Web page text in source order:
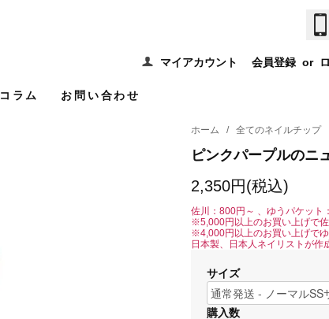
マイアカウント 会員登録 or
コラム お問い合わせ
ホーム / 全てのネイルチップ
ピンクパープルのニ
2,350円(税込)
佐川：800円～ 、ゆうパケット
※5,000円以上のお買い上げで
※4,000円以上のお買い上げで
日本製、日本人ネイリストが作
サイズ
購入数